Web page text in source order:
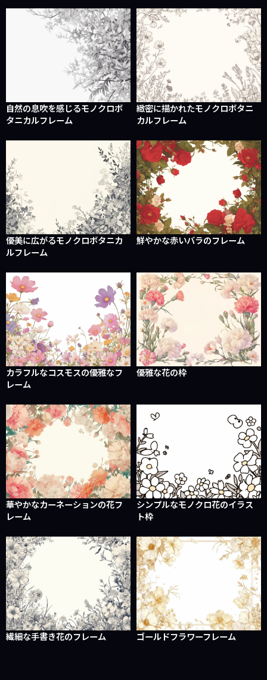
自然の息吹を感じるモノクロボ
タニカルフレーム
緻密に描かれたモノクロボタニ
カルフレーム
優美に広がるモノクロボタニカ
ルフレーム
鮮やかな赤いバラのフレーム
カラフルなコスモスの優雅なフ
レーム
優雅な花の枠
華やかなカーネーションの花フ
レーム
シンプルなモノクロ花のイラス
ト枠
繊細な手書き花のフレーム ゴールドフラワーフレーム